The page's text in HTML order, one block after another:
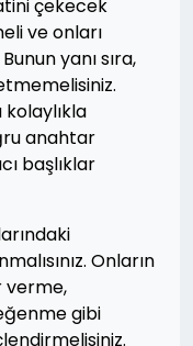
çekecek
ve onları
yanı sıra,
anahtar
başlıklar
Onların
verme,
gibi